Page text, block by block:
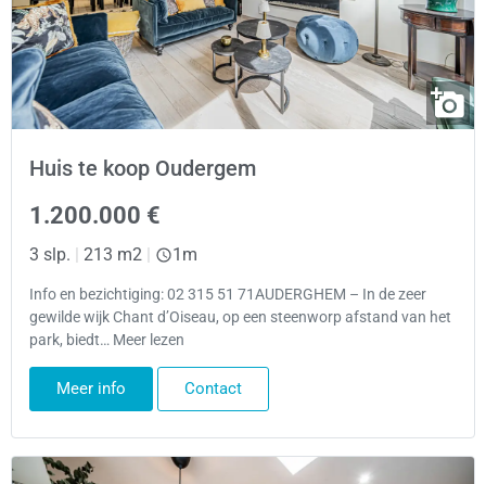
Huis te koop Oudergem
1.200.000 €
3 slp. | 213 m2 | 1m
Info en bezichtiging: 02 315 51 71AUDERGHEM – In de zeer
gewilde wijk Chant d’Oiseau, op een steenworp afstand van het
park, biedt… Meer lezen
Meer info Contact